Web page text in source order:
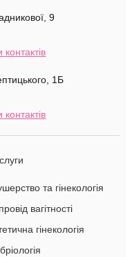
та гінекологія
вагітності
гінекологія
9
контактів
1Б
контактів